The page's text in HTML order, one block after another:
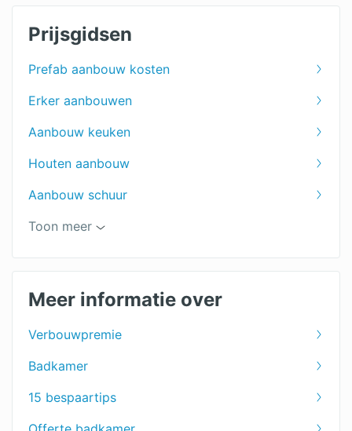
Prijsgidsen
Prefab aanbouw kosten
Erker aanbouwen
Aanbouw keuken
Houten aanbouw
Aanbouw schuur
Zolder verbouwen
Toilet verbouwen
Verbouwing
Toon meer
Meer informatie over
Verbouwpremie
Badkamer
15 bespaartips